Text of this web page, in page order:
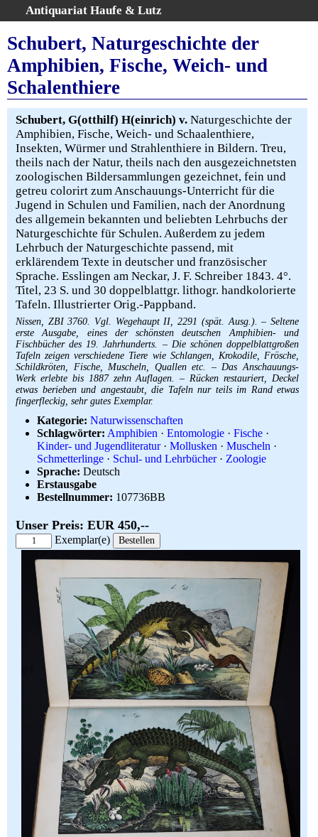
Antiquariat Haufe & Lutz
Home
Gesamtbestand
Erweiterte Suche
Kategorien
Schlagwörter
Warenkorb
AGB
Widerruf
Über uns
Aktuelle Kataloge
Kontakt
Ankauf
Links
Impressum
Schubert, Naturgeschichte der
Amphibien, Fische, Weich- und
Schalenthiere
Schubert, G(otthilf) H(einrich) v. Naturgeschichte der
Amphibien, Fische, Weich- und Schaalenthiere,
Insekten, Würmer und Strahlenthiere in Bildern. Treu,
theils nach der Natur, theils nach den ausgezeichnetsten
zoologischen Bildersammlungen gezeichnet, fein und
getreu colorirt zum Anschauungs-Unterricht für die
Jugend in Schulen und Familien, nach der Anordnung
des allgemein bekannten und beliebten Lehrbuchs der
Naturgeschichte für Schulen. Außerdem zu jedem
Lehrbuch der Naturgeschichte passend, mit
erklärendem Texte in deutscher und französischer
Sprache. Esslingen am Neckar, J. F. Schreiber 1843. 4°.
Titel, 23 S. und 30 doppelblattgr. lithogr. handkolorierte
Tafeln. Illustrierter Orig.-Pappband.
Nissen, ZBI 3760. Vgl. Wegehaupt II, 2291 (spät. Ausg.). – Seltene
erste Ausgabe, eines der schönsten deutschen Amphibien- und
Fischbücher des 19. Jahrhunderts. – Die schönen doppelblattgroßen
Tafeln zeigen verschiedene Tiere wie Schlangen, Krokodile, Frösche,
Schildkröten, Fische, Muscheln, Quallen etc. – Das Anschauungs-
Werk erlebte bis 1887 zehn Auflagen. – Rücken restauriert, Deckel
etwas berieben und angestaubt, die Tafeln nur teils im Rand etwas
fingerfleckig, sehr gutes Exemplar.
Kategorie: Naturwissenschaften
Schlagwörter: Amphibien · Entomologie · Fische ·
Kinder- und Jugendliteratur· Mollusken · Muscheln ·
Schmetterlinge · Schul- und Lehrbücher· Zoologie
Sprache: Deutsch
Erstausgabe
Bestellnummer: 107736BB
Unser Preis: EUR 450,--
Exemplar(e)